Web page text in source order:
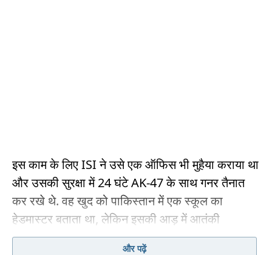
इस काम के लिए ISI ने उसे एक ऑफिस भी मुहैया कराया था
और उसकी सुरक्षा में 24 घंटे AK-47 के साथ गनर तैनात
कर रखे थे. वह खुद को पाकिस्तान में एक स्कूल का
हेडमास्टर बताता था, लेकिन इसकी आड़ में आतंकी
गतिविधियों को अंजाम देता था.
और पढ़ें